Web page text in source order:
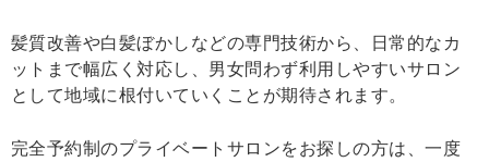
髪質改善や白髪ぼかしなどの専門技術から、日常的なカ
ットまで幅広く対応し、男女問わず利用しやすいサロン
として地域に根付いていくことが期待されます。
完全予約制のプライベートサロンをお探しの方は、一度